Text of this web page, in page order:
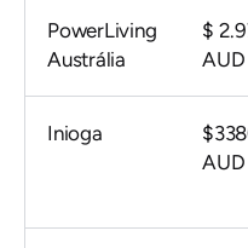
PowerLiving
Austrália
$
AUD
Inioga
AUD